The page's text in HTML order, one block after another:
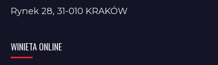
Rynek 28, 31-010 KRAKÓW
WINIETA ONLINE